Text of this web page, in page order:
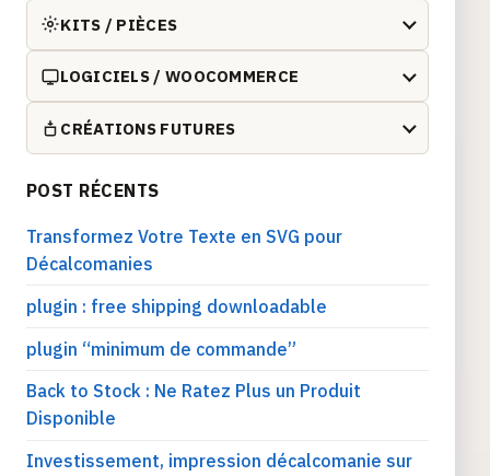
KITS / PIÈCES
LOGICIELS / WOOCOMMERCE
CRÉATIONS FUTURES
POST RÉCENTS
Transformez Votre Texte en SVG pour
Décalcomanies
plugin : free shipping downloadable
plugin “minimum de commande”
Back to Stock : Ne Ratez Plus un Produit
Disponible
Investissement, impression décalcomanie sur